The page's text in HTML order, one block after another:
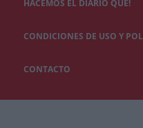
HACEMOS EL DIARIO QUÉ!
CONDICIONES DE USO Y
CONTACTO